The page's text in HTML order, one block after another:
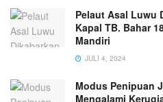
Pelaut Asal Luwu
Kapal TB. Bahar
Mandiri
JULI 4, 2024
Modus Penipuan
Mengalami